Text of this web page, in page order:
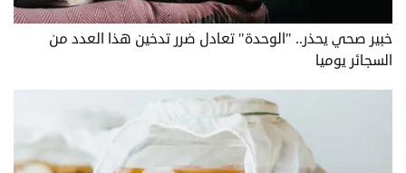
خبير صحي يحذر.. "الوحدة" تعادل ضرر تدخين هذا العدد من
السجائر يوميا